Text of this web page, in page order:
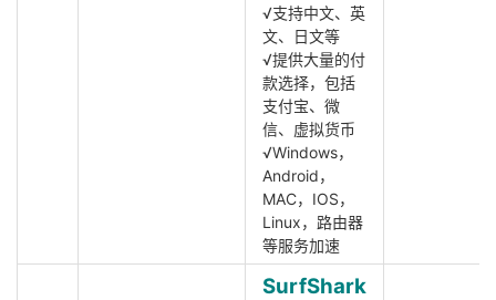
√支持中文、英
文、日文等
√提供大量的付
款选择，包括
支付宝、微
信、虚拟货币
√Windows，
Android，
MAC，IOS，
Linux，路由器
等服务加速
SurfShark